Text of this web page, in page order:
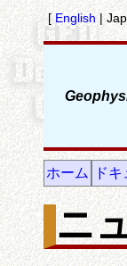
[English|
ホーム ド
ニ